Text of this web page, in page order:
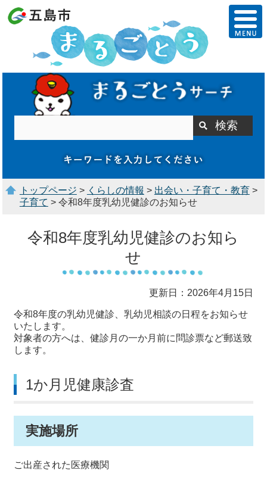
トップページ > くらしの情報 > 出会い・子育て・教育>
子育て > 令和8年度乳幼児健診のお知らせ
令和8年度乳幼児健診のお知ら
せ
更新日：2026年4月15日
令和8年度の乳幼児健診、乳幼児相談の日程をお知らせ
いたします。
対象者の方へは、健診月の一か月前に問診票など郵送致
します。
1か月児健康診査
実施場所
ご出産された医療機関